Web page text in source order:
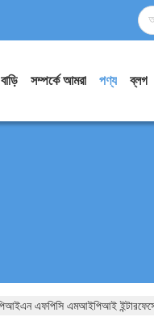
বাড়ি সম্পর্কে আমরা পণ্য ব্লগ
এফপিসি এমআইপিআই